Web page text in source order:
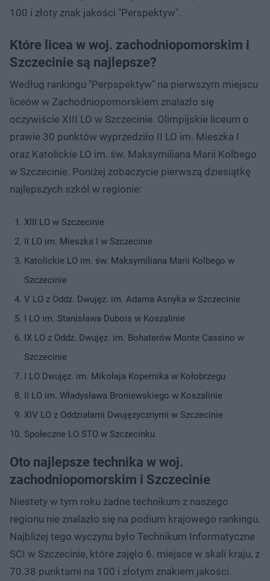
100 i złoty znak jakości "Perspektyw".
Które licea w woj. zachodniopomorskim i
Szczecinie są najlepsze?
Według rankingu "Perpspektyw" na pierwszym miejscu
liceów w Zachodniopomorskiem znalazło się
oczywiście XIII LO w Szczecinie. Olimpijskie liceum o
prawie 30 punktów wyprzedziło II LO im. Mieszka I
oraz Katolickie LO im. św. Maksymiliana Marii Kolbego
w Szczecinie. Poniżej zobaczycie pierwszą dziesiątkę
najlepszych szkół w regionie:
XIII LO w Szczecinie
II LO im. Mieszka I w Szczecinie
Katolickie LO im. św. Maksymiliana Marii Kolbego w
Szczecinie
V LO z Oddz. Dwujęz. im. Adama Asnyka w Szczecinie
I LO im. Stanisława Dubois w Koszalinie
IX LO z Oddz. Dwujęz. im. Bohaterów Monte Cassino w
Szczecinie
I LO Dwujęz. im. Mikołaja Kopernika w Kołobrzegu
II LO im. Władysława Broniewskiego w Koszalinie
XIV LO z Oddziałami Dwujęzycznymi w Szczecinie
Społeczne LO STO w Szczecinku
Oto najlepsze technika w woj.
zachodniopomorskim i Szczecinie
Niestety w tym roku żadne technikum z naszego
regionu nie znalazło się na podium krajowego rankingu.
Najbliżej tego wyczynu było Technikum Informatyczne
SCI w Szczecinie, które zajęło 6. miejsce w skali kraju, z
70.38 punktami na 100 i złotym znakiem jakości.